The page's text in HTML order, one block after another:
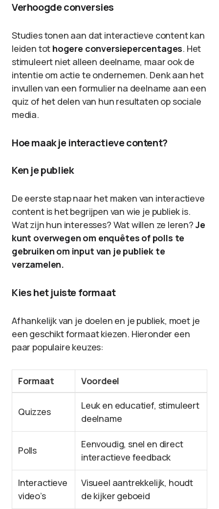
Verhoogde conversies
Studies tonen aan dat interactieve content kan
leiden tot hogere conversiepercentages. Het
stimuleert niet alleen deelname, maar ook de
intentie om actie te ondernemen. Denk aan het
invullen van een formulier na deelname aan een
quiz of het delen van hun resultaten op sociale
media.
Hoe maak je interactieve content?
Ken je publiek
De eerste stap naar het maken van interactieve
content is het begrijpen van wie je publiek is.
Wat zijn hun interesses? Wat willen ze leren?Je
kunt overwegen om enquêtes of polls te
gebruiken om input van je publiek te
verzamelen.
Kies het juiste formaat
Afhankelijk van je doelen en je publiek, moet je
een geschikt formaat kiezen. Hieronder een
paar populaire keuzes:
Formaat Voordeel
Quizzes
Leuk en educatief, stimuleert
deelname
Polls
Eenvoudig, snel en direct
interactieve feedback
Interactieve
video’s
Visueel aantrekkelijk, houdt
de kijker geboeid